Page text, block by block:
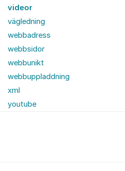
videor
vägledning
webbadress
webbsidor
webbunikt
webbuppladdning
xml
youtube